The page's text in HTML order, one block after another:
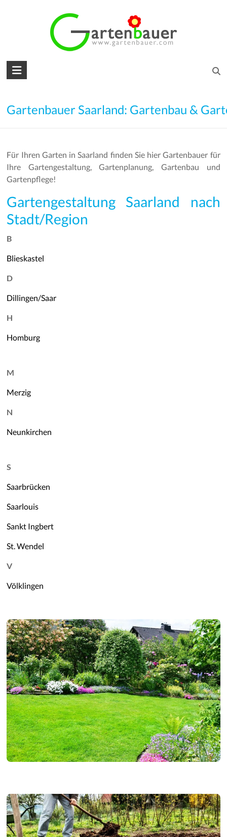
den
Träume
Gartengestaltung
Gartenbau
–
Gartenpflege
Gartenbauer Saarland: Gartenbau &
Für Ihren Garten in Saarland finden Sie hier Gartenbauer für
Ihre Gartengestaltung, Gartenplanung, Gartenbau und
Gartenpflege!
Gartengestaltung Saarland nach
Stadt/Region
B
Blieskastel
D
Dillingen/Saar
H
Homburg
M
Merzig
N
Neunkirchen
S
Saarbrücken
Saarlouis
Sankt Ingbert
St. Wendel
V
Völklingen